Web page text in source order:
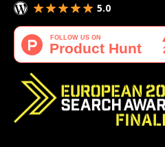
5.0